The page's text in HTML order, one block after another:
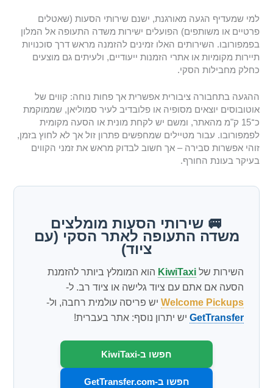
למי שמעדיף הגעה מאורגנת, ישנם שירותי הסעות (שאטלים
פרטיים או משותפים) הפועלים ישירות משדה התעופה אל המלון
בפמפורובו. השירותים האלו זמינים להזמנה מראש דרך סוכנויות
תיירות מקומיות או אתרי הזמנות ייעודיים, ולעיתים גם מוצעים
כחלק מחבילות הסקי.
ההגעה בתחבורה ציבורית אפשרית אך פחות נוחה: קווים של
אוטובוסים יוצאים מסופיה או פלובדיב לעיר סמוליאן, שממוקמת
כ־15 ק"מ מהאתר, ומשם יש לקחת מונית או הסעה מקומית
לפמפורובו. עבור מטיילים שמחפשים פתרון זול אך לא לחוץ בזמן,
זוהי אפשרות סבירה – אך חשוב לבדוק מראש את זמני הקווים
בעיקר בעונת החורף.
🚐 שירותי הסעות מומלצים
משדה התעופה לאתר הסקי (עם
ציוד)
השירות שלKiwiTaxi הוא המומלץ ביותר להזמנת
הסעה אם אתם עם ציוד גלישה או ציוד רב. ל-
Welcome Pickups יש פריסה עולמית רחבה, ול-
GetTransfer יש יתרון נוסף: אתר בעברית!
חפשו ב-KiwiTaxi
חפשו ב-GetTransfer.com